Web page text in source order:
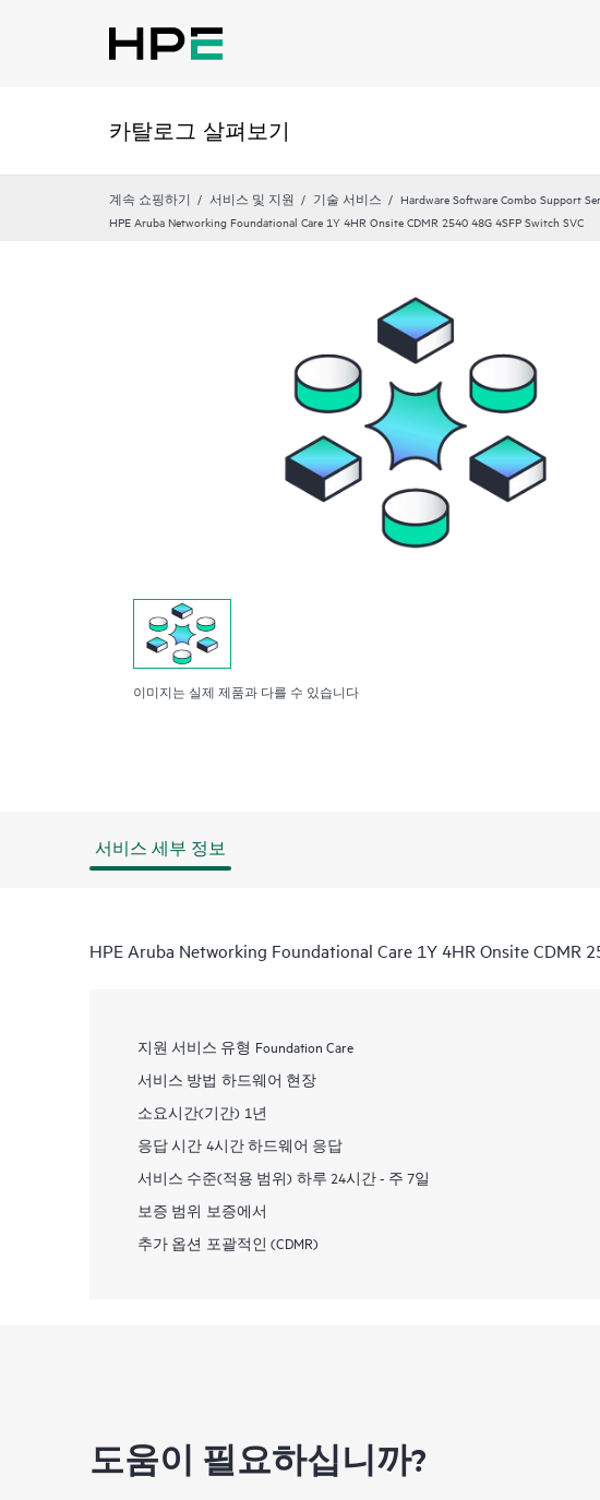
카탈로그 살펴보기
계속 쇼핑하기 서비스 및 지원 기술 서비스 Hardware Software Combo Support
HPE Aruba Networking Foundational Care 1Y 4HR Onsite CDMR 2540 48G 4SFP Switch SVC
이미지는 실제 제품과 다를 수 있습니다
서비스 세부 정보
HPE Aruba Networking Foundational Care 1Y 4HR Onsite CDMR
지원 서비스 유형 Foundation Care
서비스 방법 하드웨어 현장
소요시간(기간) 1년
응답 시간 4시간 하드웨어 응답
서비스 수준(적용 범위) 하루 24시간 - 주 7일
보증 범위 보증에서
추가 옵션 포괄적인 (CDMR)
도움이 필요하십니까?